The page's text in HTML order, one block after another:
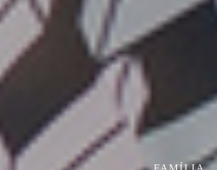
FAMÍLIA